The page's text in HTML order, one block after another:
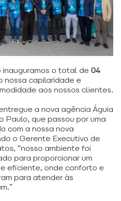
inauguramos o total de 04
nossa capilaridade e
aos nossos clientes.
a nova agência Águia
Paulo, que passou por uma
com a nossa nova
o Gerente Executivo de
“nosso ambiente foi
para proporcionar um
eficiente, onde conforto e
para atender às